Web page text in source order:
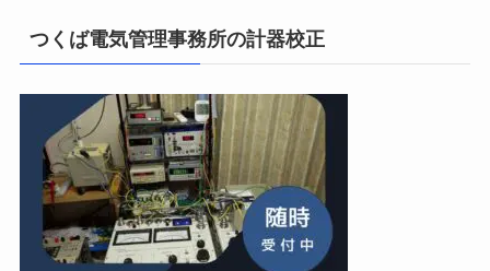
14位 私の電気主任技術者実務記事＋電気プチ動画
15位 橋口電工スタッフブログ
つくば電気管理事務所の計器校正